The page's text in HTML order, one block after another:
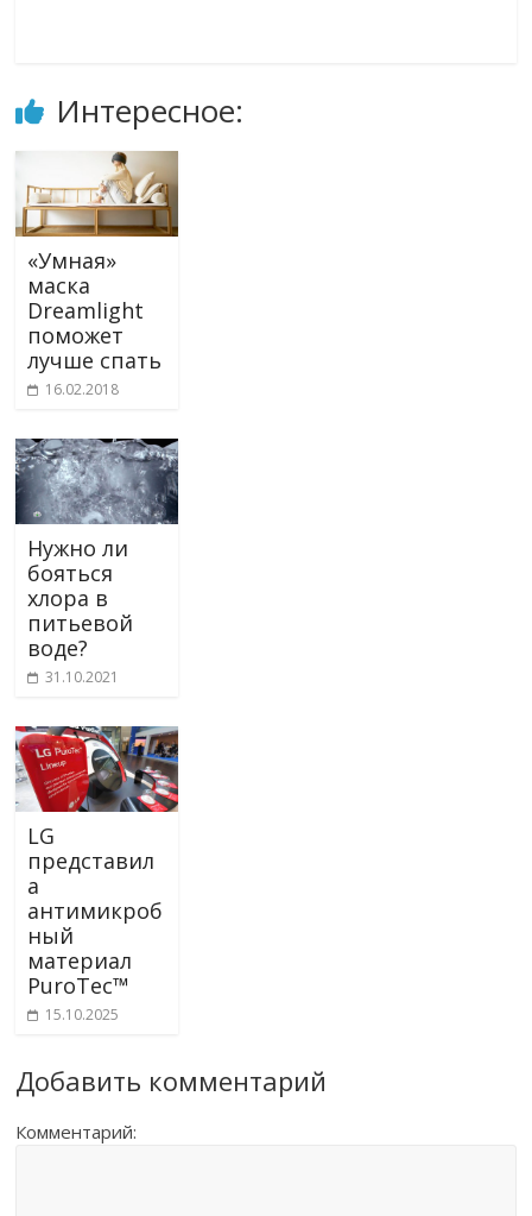
Интересное:
«Умная»
маска
Dreamlight
поможет
лучше спать
16.02.2018
Нужно ли
бояться
хлора в
питьевой
воде?
31.10.2021
LG
представил
а
антимикроб
ный
материал
PuroTec™
15.10.2025
Добавить комментарий
Комментарий: